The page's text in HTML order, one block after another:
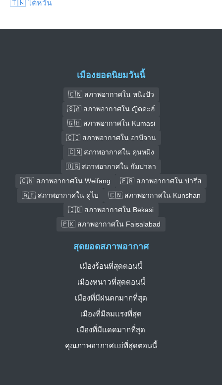
🇹🇼 ไต้หวัน
เมืองยอดนิยมวันนี้
🇨🇳 สภาพอากาศใน หนิงปัว
🇸🇦 สภาพอากาศใน ญิดดะฮ์
🇬🇭 สภาพอากาศใน Kumasi
🇨🇮 สภาพอากาศใน อาบีจาน
🇨🇳 สภาพอากาศใน คุนหมิง
🇺🇬 สภาพอากาศใน กัมปาลา
🇨🇳 สภาพอากาศใน Weifang
🇫🇷 สภาพอากาศใน ปารีส
🇦🇪 สภาพอากาศใน ดูไบ
🇨🇳 สภาพอากาศใน Kunshan
🇮🇩 สภาพอากาศใน Bekasi
🇵🇰 สภาพอากาศใน Faisalabad
สุดยอดสภาพอากาศ
เมืองร้อนที่สุดตอนนี้
เมืองหนาวที่สุดตอนนี้
เมืองที่มีฝนตกมากที่สุด
เมืองที่มีลมแรงที่สุด
เมืองที่มีแดดมากที่สุด
คุณภาพอากาศแย่ที่สุดตอนนี้